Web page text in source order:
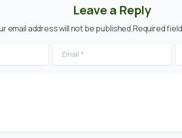
Leave a Reply
email address will not be published.Required
Email